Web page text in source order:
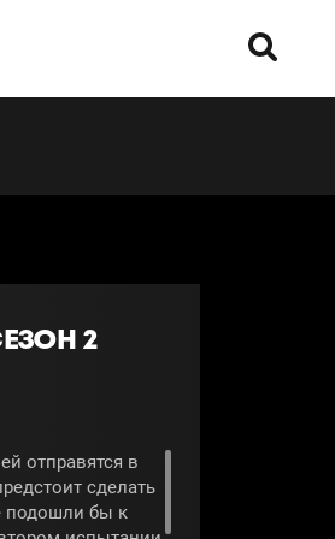
2
отправятся в
сделать
подошли бы к